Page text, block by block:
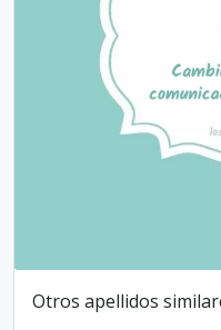
Otros apellidos